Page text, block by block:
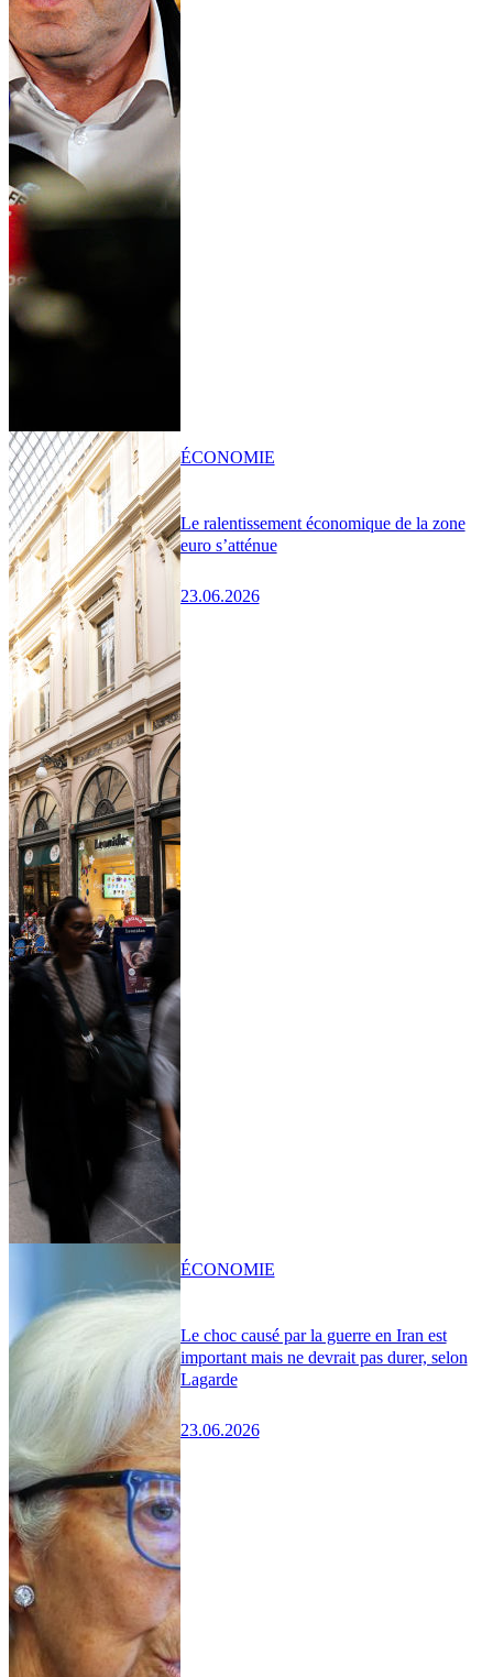
Le ralentissement économique de la zone
euro s’atténue
23.06.2026
ÉCONOMIE
Le choc causé par la guerre en Iran est
important mais ne devrait pas durer, selon
Lagarde
23.06.2026
ÉCONOMIE